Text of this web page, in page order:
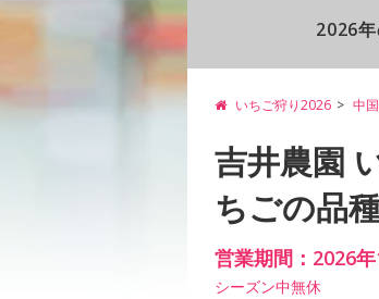
2026
いちご狩り2026 中
吉井農園
ちごの品
営業期間：2026
シーズン中無休